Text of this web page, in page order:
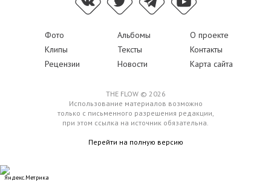
Фото Альбомы
О проекте
Клипы
Тексты
Контакты
Рецензии
Новости Карта сайта
THE FLOW © 2026
Использование материалов возможно
только с письменного разрешения редакции,
при этом ссылка на источник обязательна.
Перейти на полную версию